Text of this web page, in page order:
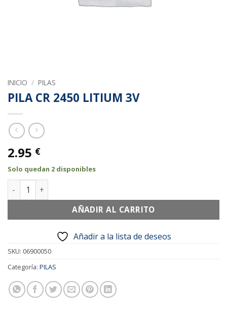
INICIO / PILAS
PILA CR 2450 LITIUM 3V
2.95 €
Solo quedan 2 disponibles
PILA CR 2450 LITIUM 3V cantidad
AÑADIR AL CARRITO
Añadir a la lista de deseos
SKU: 06900050
Categoría: PILAS